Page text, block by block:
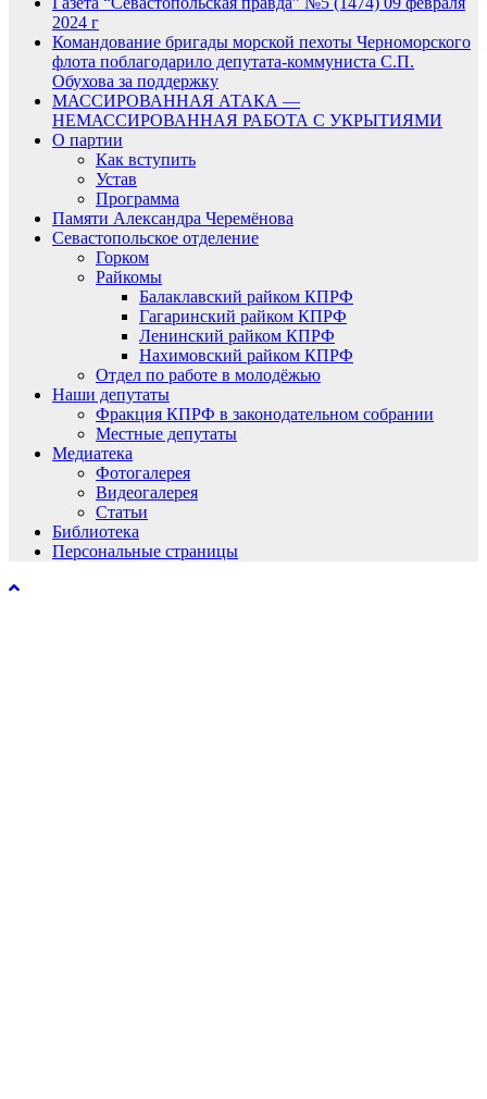
2024 г
Командование бригады морской пехоты Черноморского
флота поблагодарило депутата-коммуниста С.П.
Обухова за поддержку
МАССИРОВАННАЯ АТАКА —
НЕМАССИРОВАННАЯ РАБОТА С УКРЫТИЯМИ
О партии
Как вступить
Устав
Программа
Памяти Александра Черемёнова
Севастопольское отделение
Горком
Райкомы
Балаклавский райком КПРФ
Гагаринский райком КПРФ
Ленинский райком КПРФ
Нахимовский райком КПРФ
Отдел по работе в молодёжью
Наши депутаты
Фракция КПРФ в законодательном собрании
Местные депутаты
Медиатека
Фотогалерея
Видеогалерея
Статьи
Библиотека
Персональные страницы